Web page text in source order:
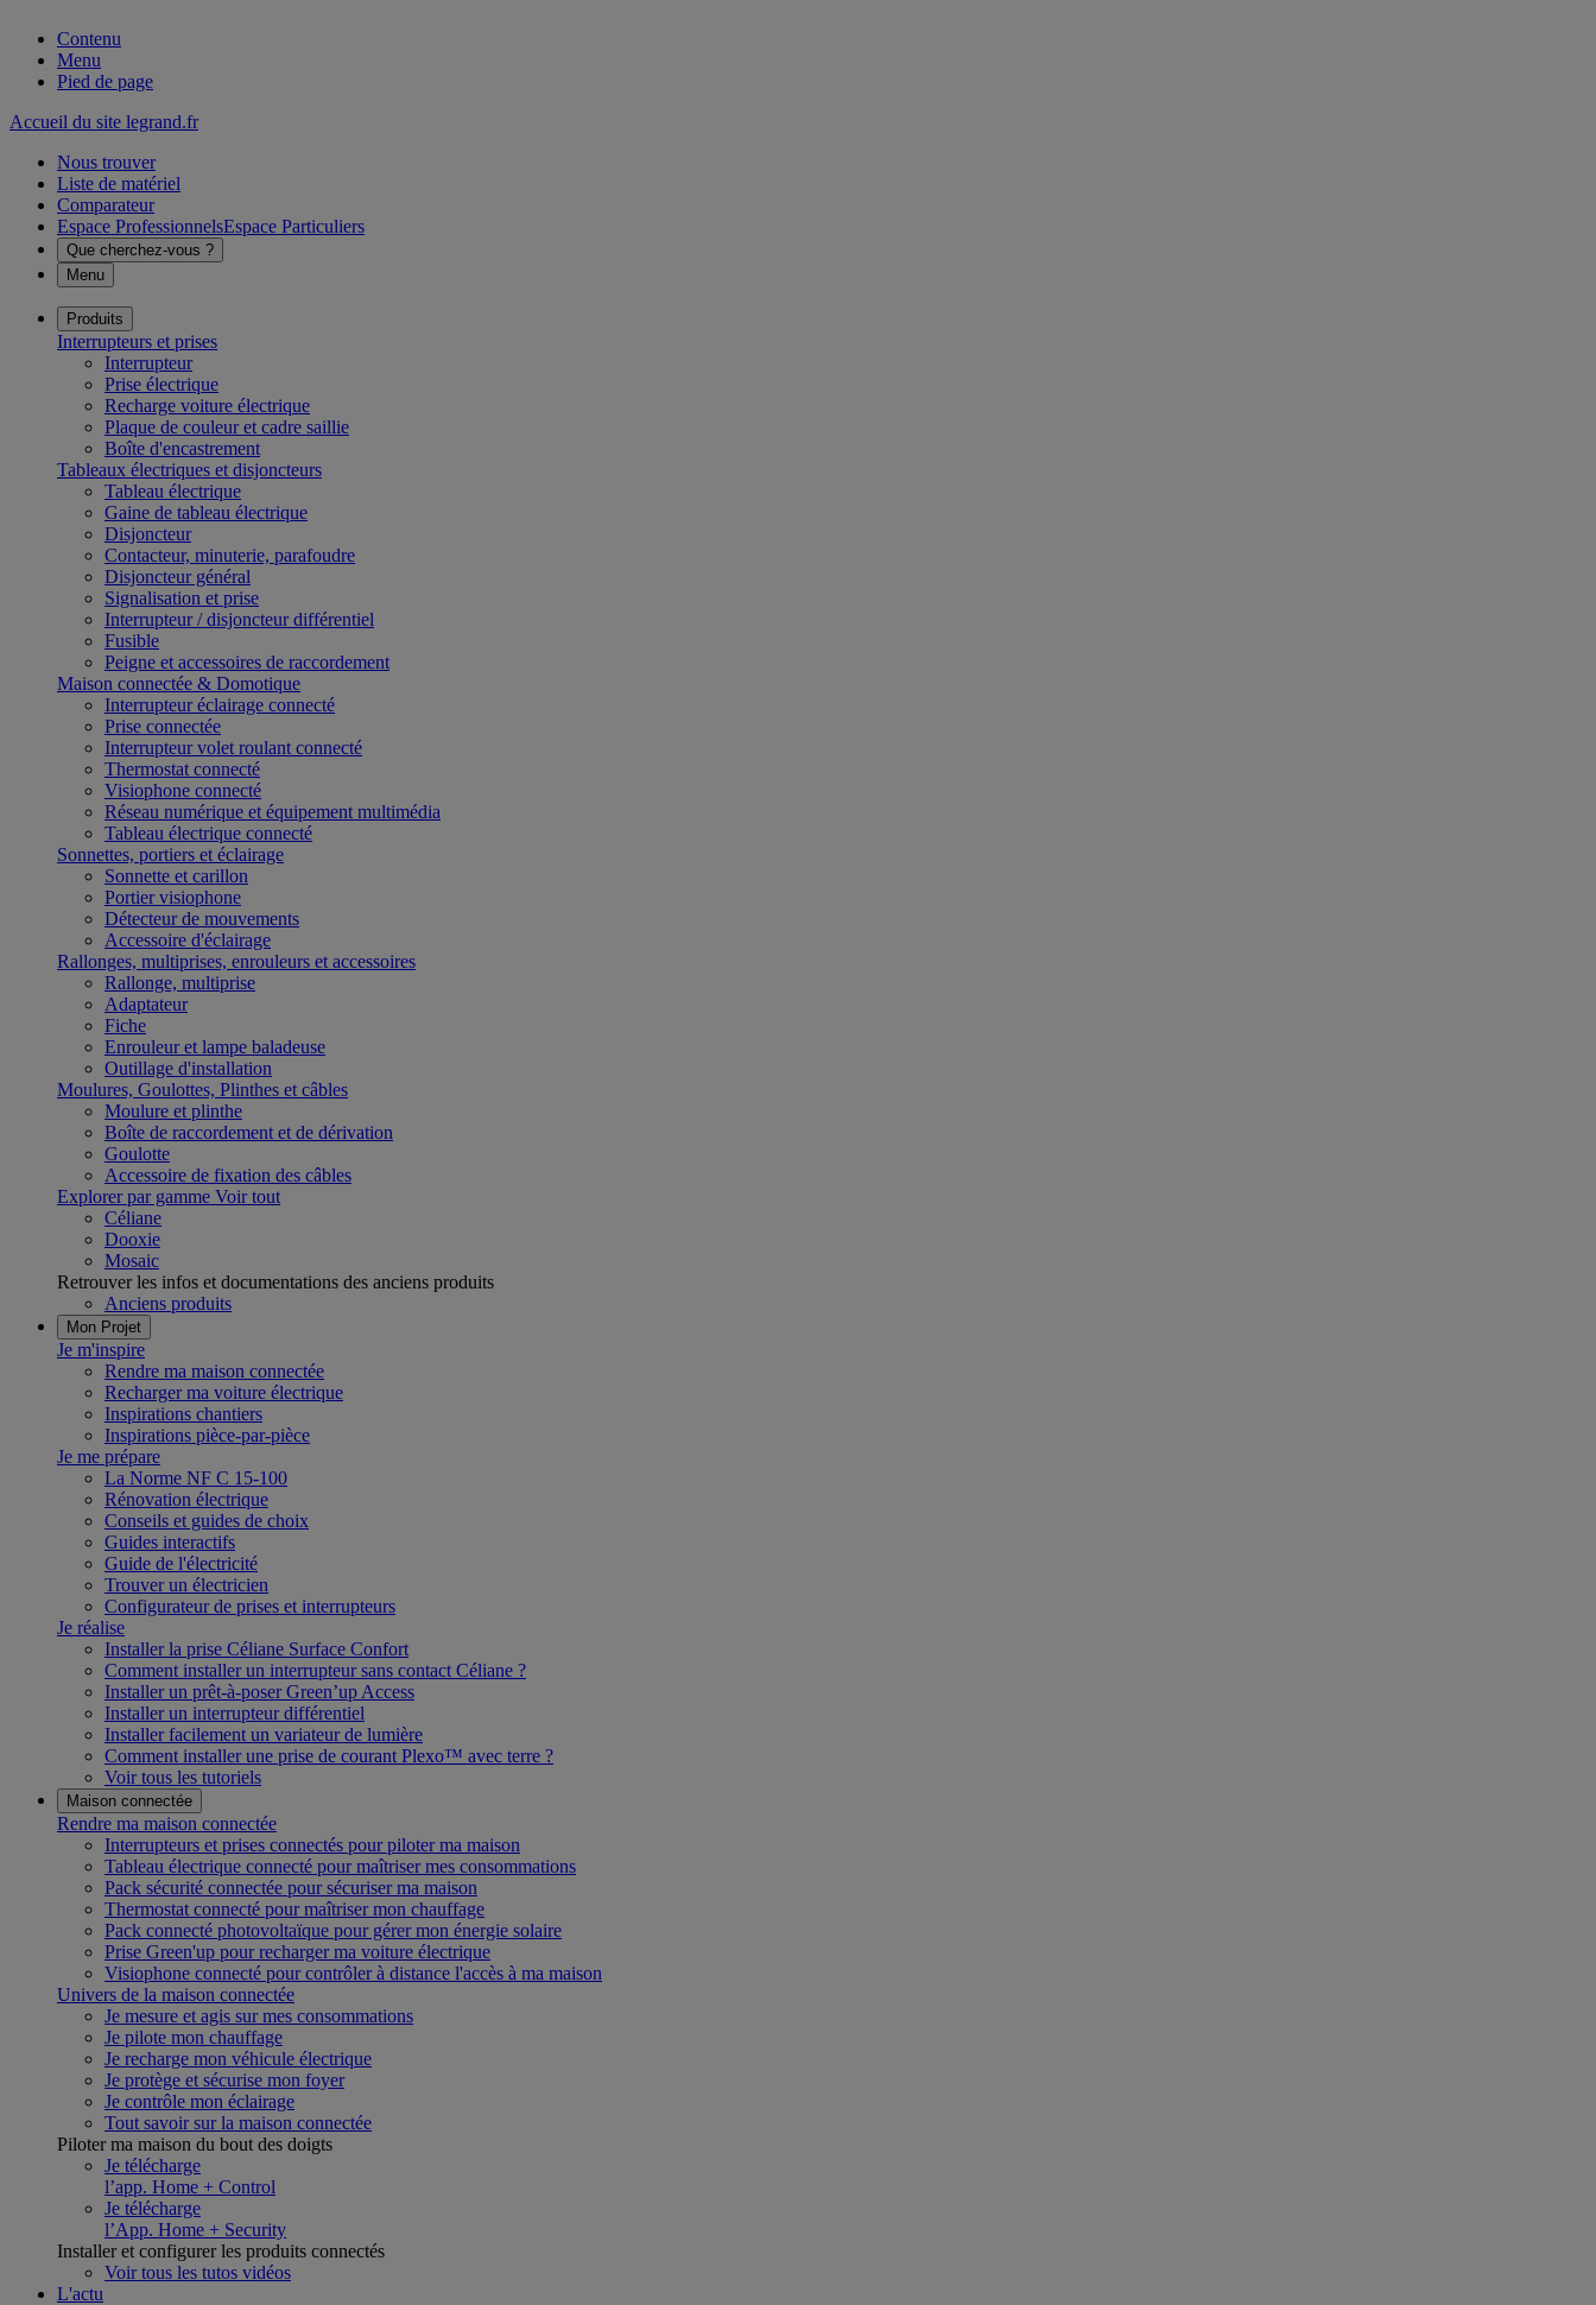
Contenu
Menu
Pied de page
Accueil du site legrand.fr
Nous trouver
Liste de matériel
Comparateur
Espace ProfessionnelsEspace Particuliers
Que cherchez-vous ?
Menu
Produits
Interrupteurs et prises
Interrupteur
Prise électrique
Recharge voiture électrique
Plaque de couleur et cadre saillie
Boîte d'encastrement
Tableaux électriques et disjoncteurs
Tableau électrique
Gaine de tableau électrique
Disjoncteur
Contacteur, minuterie, parafoudre
Disjoncteur général
Signalisation et prise
Interrupteur / disjoncteur différentiel
Fusible
Peigne et accessoires de raccordement
Maison connectée & Domotique
Interrupteur éclairage connecté
Prise connectée
Interrupteur volet roulant connecté
Thermostat connecté
Visiophone connecté
Réseau numérique et équipement multimédia
Tableau électrique connecté
Sonnettes, portiers et éclairage
Sonnette et carillon
Portier visiophone
Détecteur de mouvements
Accessoire d'éclairage
Rallonges, multiprises, enrouleurs et accessoires
Rallonge, multiprise
Adaptateur
Fiche
Enrouleur et lampe baladeuse
Outillage d'installation
Moulures, Goulottes, Plinthes et câbles
Moulure et plinthe
Boîte de raccordement et de dérivation
Goulotte
Accessoire de fixation des câbles
Explorer par gamme Voir tout
Céliane
Dooxie
Mosaic
Retrouver les infos et documentations des anciens produits
Anciens produits
Mon Projet
Je m'inspire
Rendre ma maison connectée
Recharger ma voiture électrique
Inspirations chantiers
Inspirations pièce-par-pièce
Je me prépare
La Norme NF C 15-100
Rénovation électrique
Conseils et guides de choix
Guides interactifs
Guide de l'électricité
Trouver un électricien
Configurateur de prises et interrupteurs
Je réalise
Installer la prise Céliane Surface Confort
Comment installer un interrupteur sans contact Céliane ?
Installer un prêt-à-poser Green’up Access
Installer un interrupteur différentiel
Installer facilement un variateur de lumière
Comment installer une prise de courant Plexo™ avec terre ?
Voir tous les tutoriels
Maison connectée
Rendre ma maison connectée
Interrupteurs et prises connectés pour piloter ma maison
Tableau électrique connecté pour maîtriser mes consommations
Pack sécurité connectée pour sécuriser ma maison
Thermostat connecté pour maîtriser mon chauffage
Pack connecté photovoltaïque pour gérer mon énergie solaire
Prise Green'up pour recharger ma voiture électrique
Visiophone connecté pour contrôler à distance l'accès à ma maison
Univers de la maison connectée
Je mesure et agis sur mes consommations
Je pilote mon chauffage
Je recharge mon véhicule électrique
Je protège et sécurise mon foyer
Je contrôle mon éclairage
Tout savoir sur la maison connectée
Piloter ma maison du bout des doigts
Je télécharge
l’app. Home + Control
Je télécharge
l’App. Home + Security
Installer et configurer les produits connectés
Voir tous les tutos vidéos
L'actu